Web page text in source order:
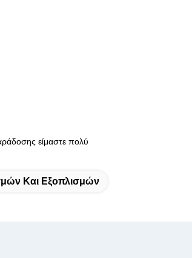
είμαστε πολύ
Και Εξοπλισμών